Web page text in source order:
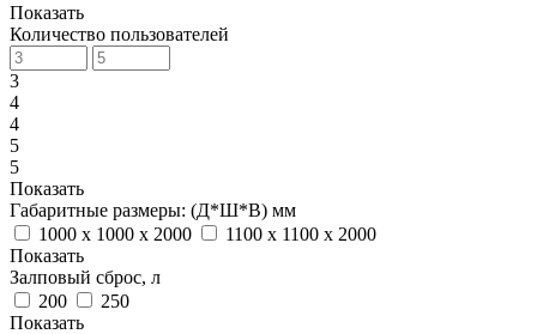
Показать
Количество пользователей
3
4
4
5
5
Показать
Габаритные размеры: (Д*Ш*В) мм
1000 x 1000 x 2000
1100 x 1100 x 2000
Показать
Залповый сброс, л
200
250
Показать